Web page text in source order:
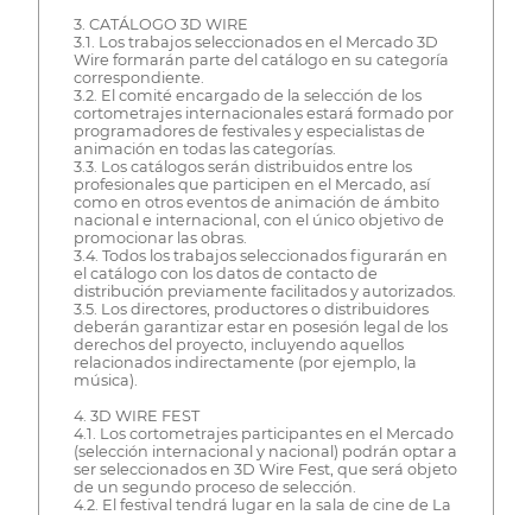
3. CATÁLOGO 3D WIRE
3.1. Los trabajos seleccionados en el Mercado 3D
Wire formarán parte del catálogo en su categoría
correspondiente.
3.2. El comité encargado de la selección de los
cortometrajes internacionales estará formado por
programadores de festivales y especialistas de
animación en todas las categorías.
3.3. Los catálogos serán distribuidos entre los
profesionales que participen en el Mercado, así
como en otros eventos de animación de ámbito
nacional e internacional, con el único objetivo de
promocionar las obras.
3.4. Todos los trabajos seleccionados figurarán en
el catálogo con los datos de contacto de
distribución previamente facilitados y autorizados.
3.5. Los directores, productores o distribuidores
deberán garantizar estar en posesión legal de los
derechos del proyecto, incluyendo aquellos
relacionados indirectamente (por ejemplo, la
música).
4. 3D WIRE FEST
4.1. Los cortometrajes participantes en el Mercado
(selección internacional y nacional) podrán optar a
ser seleccionados en 3D Wire Fest, que será objeto
de un segundo proceso de selección.
4.2. El festival tendrá lugar en la sala de cine de La